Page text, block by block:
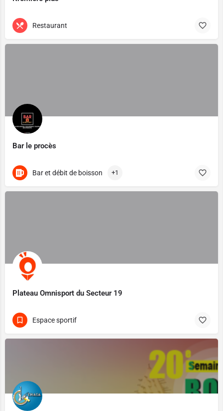
Restaurant
Bar le procès
Bar et débit de boisson +1
Plateau Omnisport du Secteur 19
Espace sportif